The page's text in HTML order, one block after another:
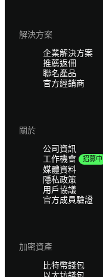
解決方案
企業解決方案
推薦返佣
聯名產品
官方經銷商
關於
公司資訊
工作機會
招募中
媒體資料
隱私政策
用戶協議
官方成員驗證
加密資產
比特幣錢包